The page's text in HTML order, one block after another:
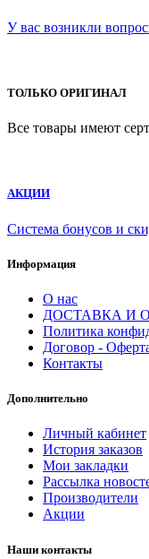
У вас возникли
ТОЛЬКО ОРИГИНАЛ
Все товары имеют
АКЦИИ
Система бонусов и
Информация
О нас
ДОСТАВКА И
Политика
Договор -
Контакты
Дополнительно
Личный кабинет
История заказов
Мои закладки
Рассылка
Производители
Акции
Наши контакты